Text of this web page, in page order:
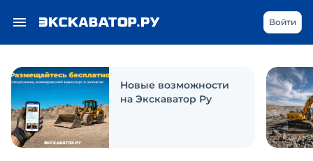
Войти
Новые возможности
на Экскаватор Ру